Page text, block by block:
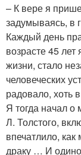
– К вере я
задумываясь, в
Каждый день
возрасте 45 лет
жизни, стало
человеческих
радовало, хоть
Я тогда начал о
Л. Толстого,
впечатлило,
драку … И